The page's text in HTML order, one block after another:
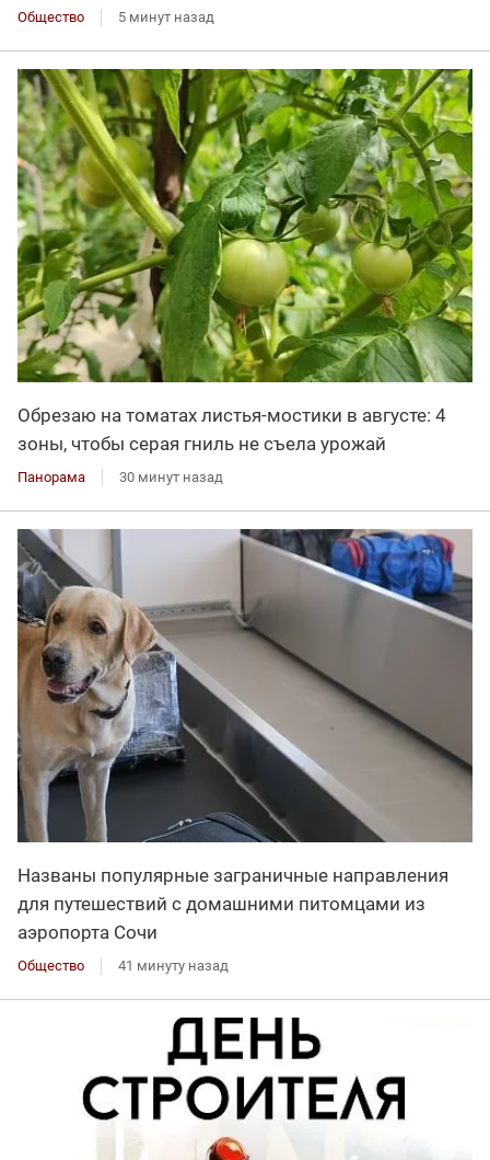
Общество 5 минут назад
Обрезаю на томатах листья-мостики в августе: 4
зоны, чтобы серая гниль не съела урожай
Панорама 30 минут назад
Названы популярные заграничные направления
для путешествий с домашними питомцами из
аэропорта Сочи
Общество 41 минуту назад